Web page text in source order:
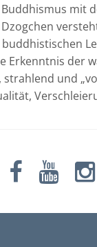
mit
buddhistischen
Erkenntnis der
strahlend und